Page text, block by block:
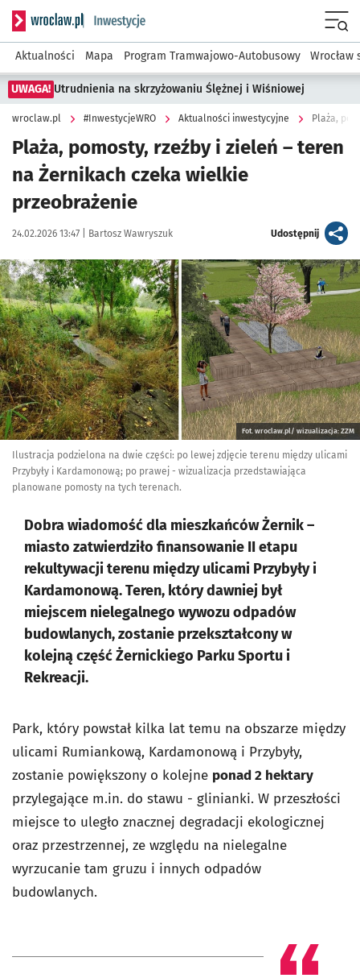
Serwis informacyjny wroclaw.pl podserwis:
Aktualności Mapa Program Tramwajowo-Autobusowy Wrocław
UWAGA! Utrudnienia na skrzyżowaniu Ślężnej i Wiśniowej
wroclaw.pl #InwestycjeWRO Aktualności inwestycyjne Plaża,
Plaża, pomosty, rzeźby i zieleń – teren
na Żernikach czeka wielkie
przeobrażenie
Data publikacji:
24.02.2026 13:47 | Autor:
Bartosz Wawryszuk Udostępnijartykuł
Kliknij, aby powiększyć
Fot. wroclaw.pl/ wizualizacja: ZZM
Ilustracja podzielona na dwie części: po lewej zdjęcie terenu między ulicami
Przybyły i Kardamonową; po prawej - wizualizacja przedstawiająca
planowane pomosty na tych terenach.
Dobra wiadomość dla mieszkańców Żernik –
miasto zatwierdziło finansowanie II etapu
rekultywacji terenu między ulicami Przybyły i
Kardamonową. Teren, który dawniej był
miejscem nielegalnego wywozu odpadów
budowlanych, zostanie przekształcony w
kolejną część Żernickiego Parku Sportu i
Rekreacji.
Park, który powstał kilka lat temu na obszarze między
ulicami Rumiankową, Kardamonową i Przybyły,
zostanie powiększony o kolejne ponad 2 hektary
przylegające m.in. do stawu - glinianki. W przeszłości
miejsce to uległo znacznej degradacji ekologicznej
oraz przestrzennej, ze względu na nielegalne
wyrzucanie tam gruzu i innych odpadów
budowlanych.